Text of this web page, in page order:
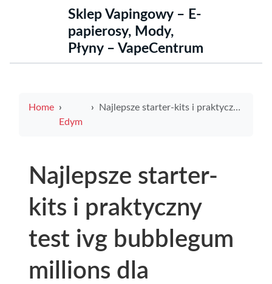
Sklep Vapingowy – E-
papierosy, Mody,
Płyny – VapeCentrum
Home
Edym
Najlepsze starter-kits i praktyczny test ivg bubblegum millions dla początkujących vaperów
Najlepsze starter-
kits i praktyczny
test ivg bubblegum
millions dla